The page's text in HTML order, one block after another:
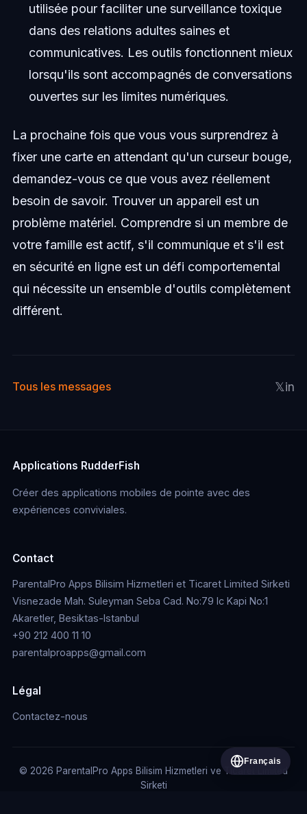
utilisée pour faciliter une surveillance toxique
dans des relations adultes saines et
communicatives. Les outils fonctionnent mieux
lorsqu'ils sont accompagnés de conversations
ouvertes sur les limites numériques.
La prochaine fois que vous vous surprendrez à
fixer une carte en attendant qu'un curseur bouge,
demandez-vous ce que vous avez réellement
besoin de savoir. Trouver un appareil est un
problème matériel. Comprendre si un membre de
votre famille est actif, s'il communique et s'il est
en sécurité en ligne est un défi comportemental
qui nécessite un ensemble d'outils complètement
différent.
Tous les messages 𝕏in
Applications RudderFish
Créer des applications mobiles de pointe avec des
expériences conviviales.
Contact
ParentalPro Apps Bilisim Hizmetleri et Ticaret Limited Sirketi
Visnezade Mah. Suleyman Seba Cad. No:79 Ic Kapi No:1
Akaretler, Besiktas-Istanbul
+90 212 400 11 10
parentalproapps@gmail.com
Légal
Contactez-nous
© 2026 ParentalPro Apps Bilisim Hizmetleri ve Ticaret Limited
Sirketi
Français